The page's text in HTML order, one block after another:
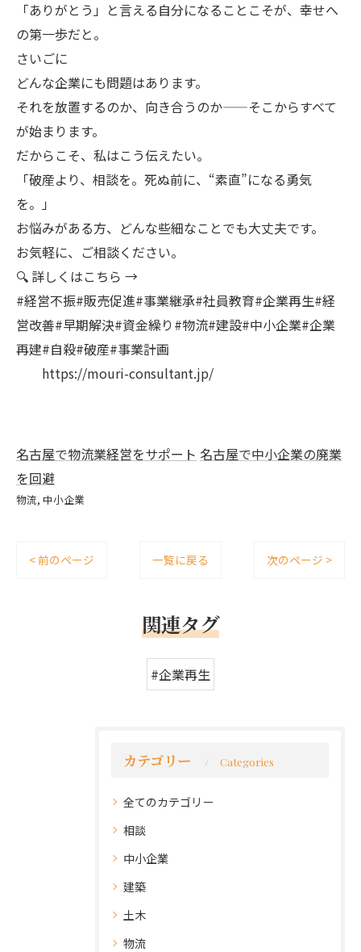
「ありがとう」と言える自分になることこそが、幸せへ
の第一歩だと。
さいごに
どんな企業にも問題はあります。
それを放置するのか、向き合うのか——そこからすべて
が始まります。
だからこそ、私はこう伝えたい。
「破産より、相談を。死ぬ前に、“素直”になる勇気
を。」
お悩みがある方、どんな些細なことでも大丈夫です。
お気軽に、ご相談ください。
🔍 詳しくはこちら →
#経営不振#販売促進#事業継承#社員教育#企業再生#経
営改善#早期解決#資金繰り#物流#建設#中小企業#企業
再建#自殺#破産#事業計画
https://mouri-consultant.jp/
名古屋で物流業経営をサポート 名古屋で中小企業の廃業
を回避
物流 中小企業
< 前のページ 一覧に戻る 次のページ >
関連タグ
#企業再生
カテゴリー Categories
全てのカテゴリー
相談
中小企業
建築
土木
物流